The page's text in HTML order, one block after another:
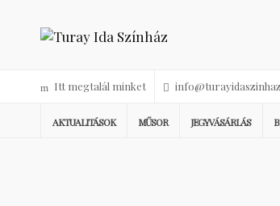
Itt megtalál minket
AKTUALITÁSOK MŰSOR JEGYVÁSÁRLÁS